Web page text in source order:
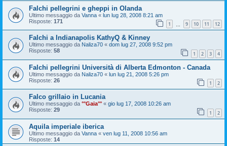
Falchi pellegrini e gheppi in Olanda
Ultimo messaggio da Vanna « lun lug 28, 2008 8:21 am
Risposte: 171 1 9 10 11 12
Falchi a Indianapolis KathyQ & Kinney
Ultimo messaggio da Naliza70 « dom lug 27, 2008 9:52 pm
Risposte: 58 1 2 3 4
Falchi pellegrini Università di Alberta Edmonton - Canada
Ultimo messaggio da Naliza70 « lun lug 21, 2008 5:26 pm
Risposte: 26 1 2
Falco grillaio in Lucania
Ultimo messaggio da °°Gaia°° « gio lug 17, 2008 10:26 am
Risposte: 29 1 2
Aquila imperiale iberica
Ultimo messaggio da Vanna « ven lug 11, 2008 10:56 am
Risposte: 14